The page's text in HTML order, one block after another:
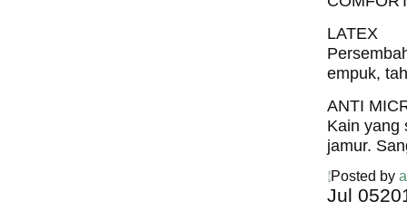
LATEX
empuk,
ANTI
Kain yang
jamur.
Posted by
Jul 05